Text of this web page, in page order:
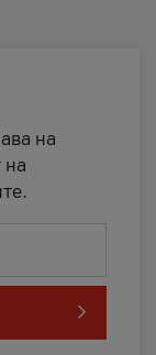
на
на